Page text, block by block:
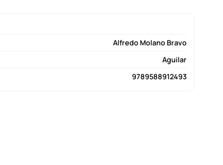
Alfredo Molano Bravo
Aguilar
9789588912493